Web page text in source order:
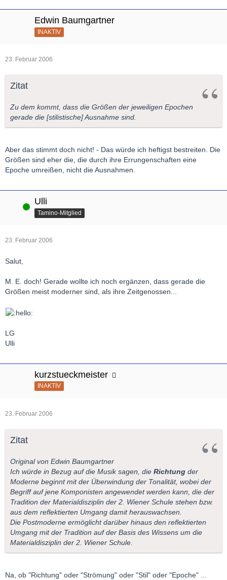
Edwin Baumgartner
INAKTIV
23. Februar 2006
Zitat
Zu dem kommt, dass die Größen der jeweiligen Epochen
gerade die [stilistische] Ausnahme sind.
Aber das stimmt doch nicht! - Das würde ich heftigst bestreiten. Die
Größen sind eher die, die durch ihre Errungenschaften eine
Epoche umreißen, nicht die Ausnahmen.
Online Ulli
Tamino-Mitglied
23. Februar 2006
Salut,
M. E. doch! Gerade wollte ich noch ergänzen, dass gerade die
Größen meist moderner sind, als ihre Zeitgenossen...
LG
Ulli
kurzstueckmeister
INAKTIV
23. Februar 2006
Zitat
Original von Edwin Baumgartner
Ich würde in Bezug auf die Musik sagen, die Richtung der
Moderne beginnt mit der Überwindung der Tonalität, wobei der
Begriff auf jene Komponisten angewendet werden kann, die der
Tradition der Materialdisziplin der 2. Wiener Schule stehen bzw.
aus dem reflektierten Umgang damit herauswachsen.
Die Postmoderne ermöglicht darüber hinaus den reflektierten
Umgang mit der Tradition auf der Basis des Wissens um die
Materialdisziplin der 2. Wiener Schule.
Na, ob "Richtung" oder "Strömung" oder "Stil" oder "Epoche" ...